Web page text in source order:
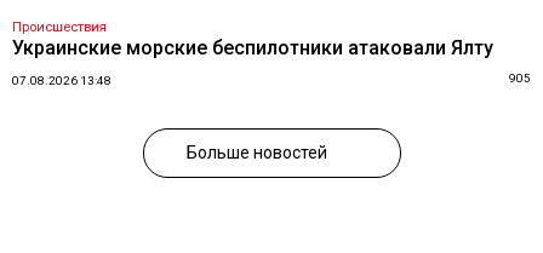
Происшествия
Украинские морские беспилотники атаковали Ялту
07.08.2026 13:48 905
Больше новостей